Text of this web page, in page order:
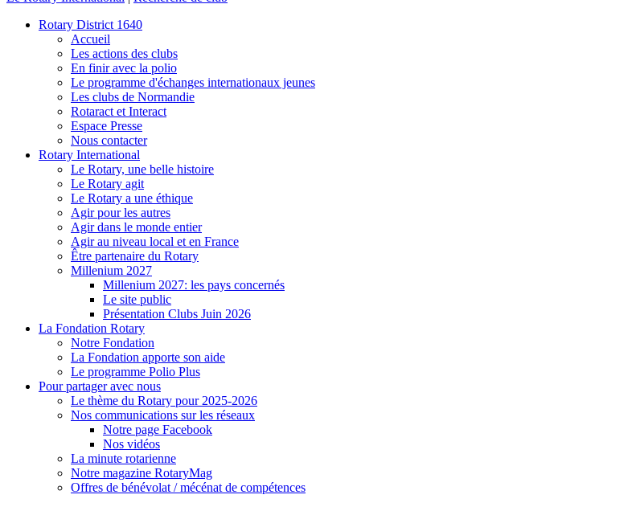
Rotary District 1640
Accueil
Les actions des clubs
En finir avec la polio
Le programme d'échanges internationaux jeunes
Les clubs de Normandie
Rotaract et Interact
Espace Presse
Nous contacter
Rotary International
Le Rotary, une belle histoire
Le Rotary agit
Le Rotary a une éthique
Agir pour les autres
Agir dans le monde entier
Agir au niveau local et en France
Être partenaire du Rotary
Millenium 2027
Millenium 2027: les pays concernés
Le site public
Présentation Clubs Juin 2026
La Fondation Rotary
Notre Fondation
La Fondation apporte son aide
Le programme Polio Plus
Pour partager avec nous
Le thème du Rotary pour 2025-2026
Nos communications sur les réseaux
Notre page Facebook
Nos vidéos
La minute rotarienne
Notre magazine RotaryMag
Offres de bénévolat / mécénat de compétences